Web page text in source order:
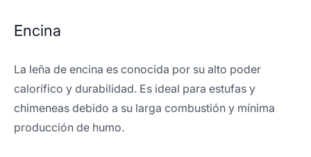
Encina
La leña de encina es conocida por su alto poder
calorífico y durabilidad. Es ideal para estufas y
chimeneas debido a su larga combustión y mínima
producción de humo.